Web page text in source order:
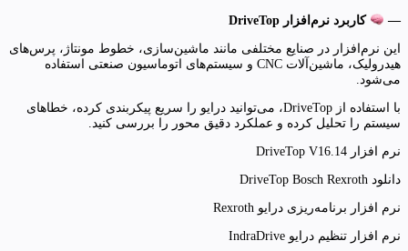
— کاربرد نرم‌افزار DriveTop
این نرم‌افزار در صنایع مختلفی مانند ماشین‌سازی، خطوط مونتاژ، پرس‌های
هیدرولیک، ماشین‌آلات CNC و سیستم‌های اتوماسیون صنعتی استفاده
می‌شود.
با استفاده از DriveTop، می‌توانید درایو را سریع پیکربندی کرده، خطاهای
سیستم را تحلیل کرده و عملکرد دقیق محور را بررسی کنید.
نرم افزار DriveTop V16.14
دانلود DriveTop Bosch Rexroth
نرم افزار برنامه‌ریزی درایو Rexroth
نرم افزار تنظیم درایو IndraDrive